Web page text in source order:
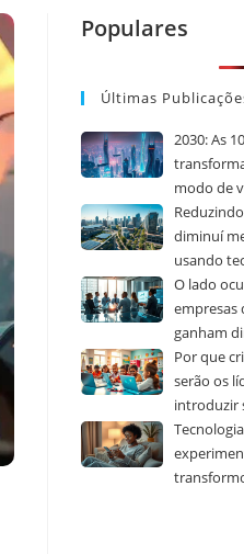
Populares
Últimas
2030: As
modo de
diminuí
usando
O lado
empresas
ganham
Por que
serão os
introduzir